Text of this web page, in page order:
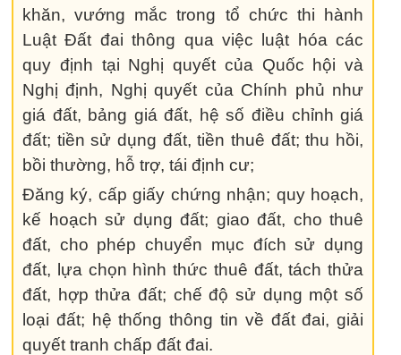
khăn, vướng mắc trong tổ chức thi hành
Luật Đất đai thông qua việc luật hóa các
quy định tại Nghị quyết của Quốc hội và
Nghị định, Nghị quyết của Chính phủ như
giá đất, bảng giá đất, hệ số điều chỉnh giá
đất; tiền sử dụng đất, tiền thuê đất; thu hồi,
bồi thường, hỗ trợ, tái định cư;
Đăng ký, cấp giấy chứng nhận; quy hoạch,
kế hoạch sử dụng đất; giao đất, cho thuê
đất, cho phép chuyển mục đích sử dụng
đất, lựa chọn hình thức thuê đất, tách thửa
đất, hợp thửa đất; chế độ sử dụng một số
loại đất; hệ thống thông tin về đất đai, giải
quyết tranh chấp đất đai.